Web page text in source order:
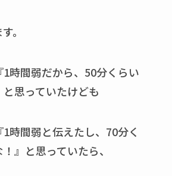
。
時間弱だから、50分くらい
思っていたけども
時間弱と伝えたし、70分く
』と思っていたら、